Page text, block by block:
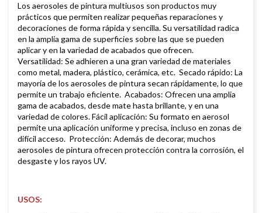
Los aerosoles de pintura multiusos son productos muy
prácticos que permiten realizar pequeñas reparaciones y
decoraciones de forma rápida y sencilla. Su versatilidad radica
en la amplia gama de superficies sobre las que se pueden
aplicar y en la variedad de acabados que ofrecen.
Versatilidad: Se adhieren a una gran variedad de materiales
como metal, madera, plástico, cerámica, etc. Secado rápido: La
mayoría de los aerosoles de pintura secan rápidamente, lo que
permite un trabajo eficiente. Acabados: Ofrecen una amplia
gama de acabados, desde mate hasta brillante, y en una
variedad de colores. Fácil aplicación: Su formato en aerosol
permite una aplicación uniforme y precisa, incluso en zonas de
difícil acceso. Protección: Además de decorar, muchos
aerosoles de pintura ofrecen protección contra la corrosión, el
desgaste y los rayos UV.
USOS: